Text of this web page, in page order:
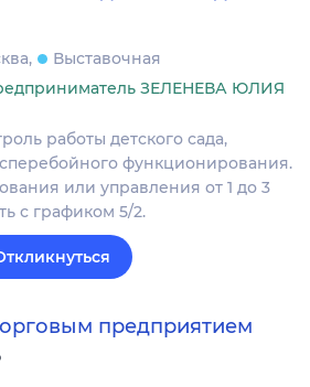
Выставочная
ЗЕЛЕНЕВА ЮЛИЯ
работы детского сада,
функционирования.
или управления от 1 до 3
с графиком 5/2.
предприятием